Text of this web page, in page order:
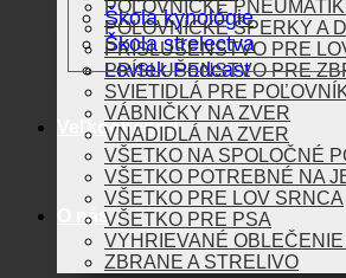
Škola kynológie
Škola strelectva
Lovtek Podcast
Veľkoobchod
O nás
POĽOVNÍCKE
POĽOVNÍCKE ŠPERKY A
PRÍSLUŠENSTVO PRE
PRÍSLUŠENSTVO PRE
SVIETIDLÁ PRE
VÁBNIČKY NA ZVER
VNADIDLÁ NA ZVER
VŠETKO NA SPOLOČNÉ
VŠETKO POTREBNÉ NA
VŠETKO PRE LOV SRNCA
VŠETKO PRE PSA
VYHRIEVANÉ
ZBRANE A STRELIVO